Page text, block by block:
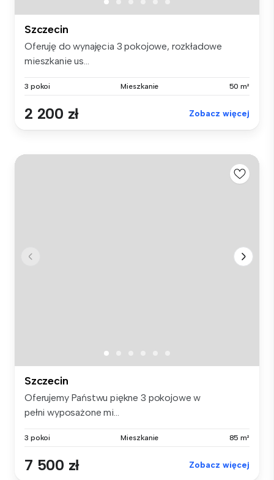
Szczecin
Oferuję do wynajęcia 3 pokojowe, rozkładowe
mieszkanie us...
3 pokoi Mieszkanie 50 m²
2 200 zł Zobacz więcej
Szczecin
Oferujemy Państwu piękne 3 pokojowe w
pełni wyposażone mi...
3 pokoi Mieszkanie 85 m²
7 500 zł Zobacz więcej